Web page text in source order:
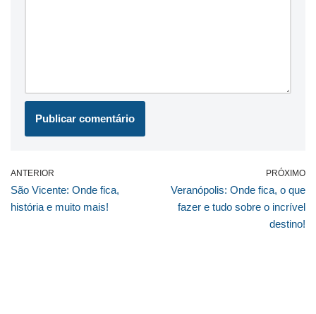
ANTERIOR
São Vicente: Onde fica,
história e muito mais!
PRÓXIMO
Veranópolis: Onde fica, o que
fazer e tudo sobre o incrível
destino!